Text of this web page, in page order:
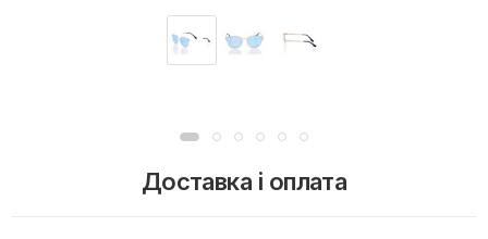
Доставка і оплата